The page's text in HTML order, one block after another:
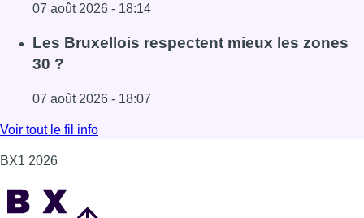
07 août 2026 - 18:14
Lire l'article Foire du Midi: les visiteurs au rendez-vous
Les Bruxellois respectent mieux les zones
30 ?
07 août 2026 - 18:07
Lire l'article Les Bruxellois respectent mieux les zones 30
Voir tout le fil info
BX1 2026